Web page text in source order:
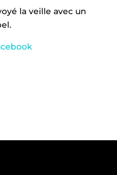
la veille avec un